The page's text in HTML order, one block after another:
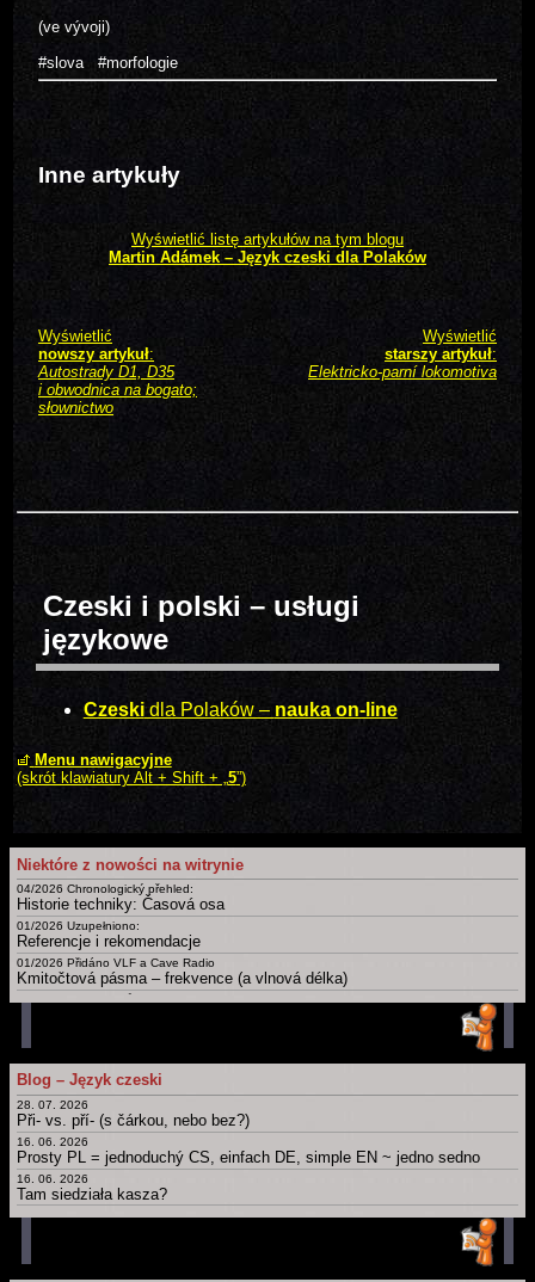
(ve vývoji)
#slova
#morfologie
Inne artykuły
Wyświetlić listę artykułów na tym blogu
Martin Adámek – Język czeski dla Polaków
Wyświetlić
nowszy artykuł:
Autostrady D1, D35
i obwodnica na bogato;
słownictwo
Wyświetlić
starszy artykuł:
Elektricko-parní lokomotiva
Czeski i polski – usługi
językowe
Czeskidla Polaków – nauka on-line
Menu nawigacyjne
(skrót klawiatury Alt + Shift + „5”)
Niektóre z nowości na witrynie
04/2026 Chronologický přehled:
Historie techniky: Časová osa
01/2026 Uzupełniono:
Referencje i rekomendacje
01/2026 Přidáno VLF a Cave Radio
Kmitočtová pásma – frekvence (a vlnová délka)
Slovník: zájmena, příslovce, spojky, ... Krátká, drobná, základní slova česky, polsky a v dalších jazycích
01/2025 Uzupełnieno: Ostatnia Wieczerza
Dny, měsíce, roční období, části dne a další časové slovníky
Archiv novinek
Starší novinky
Blog – Język czeski
28. 07. 2026
Při- vs. pří- (s čárkou, nebo bez?)
16. 06. 2026
Prosty PL = jednoduchý CS, einfach DE, simple EN ~ jedno sedno
16. 06. 2026
Tam siedziała kasza?
11. 06. 2026
Bit, byt, bít, být, byť; nabít, dobít, nabýt, dobýt; nebýt